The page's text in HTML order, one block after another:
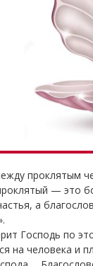
проклятым
— это
а
Господь по
на человека и